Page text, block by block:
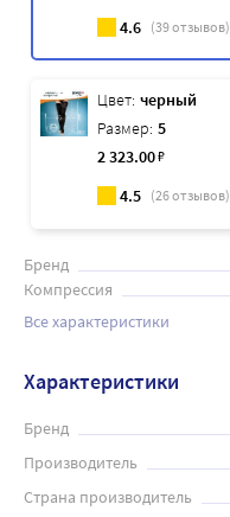
4.6 (39отзывов)
Цвет: черный
Размер: 5
2 323.00₽
4.5 (26отзывов)
Бренд
Компрессия
Все характеристики
Характеристики
Бренд
Производитель
Страна производитель